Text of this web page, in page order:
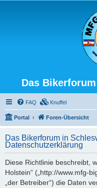
Das
FAQ Knuffel
Portal Foren-Übersicht
Das Bikerforum in
Datenschutzerklärung
Diese Richtlinie beschreibt,
Holstein“ („http://www.mfg-
„der Betreiber“) die Daten